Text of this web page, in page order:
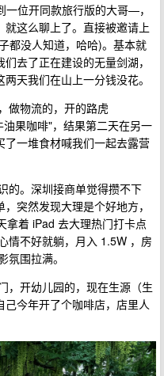
位开同款旅行版的大哥—，
这么聊上了。直接被邀请上
都没人知道，哈哈)。基本就
去了正在建设的无量剑湖，
天我们在山上一分钱没花。
做物流的，开的路虎
果咖啡"，结果第二天在另一
一堆食材喊我们一起去露营
的。深圳接商单觉得攒不下
突然发现大理是个好地方，
拿着 iPad 去大理热门打卡点
情不好就躺，月入 1.5W ，房
围拉满。
，开幼儿园的，现在生源（生
今年开了个咖啡店，店里人